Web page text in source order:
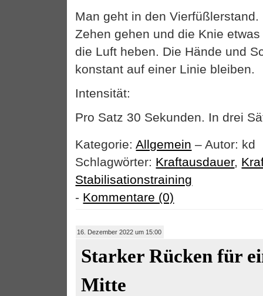
Man geht in den
Zehen gehen und die Knie
die Luft heben. Die Hände und
konstant auf einer Linie bleiben.
Intensität:
Pro Satz 30 Sekunden. In drei
Kategorie:Allgemein – Autor: kd
Schlagwörter: Kraftausdauer,
Stabilisationstraining
- Kommentare (0)
16. Dezember 2022 um 15:00
Starker Rücken für
Mitte